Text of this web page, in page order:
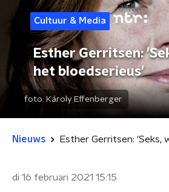
Cultuur & Media
Esther Gerritsen:
het bloedserieus'
foto: Károly Effenberger
Nieuws
di 16 februari 2021 15:15